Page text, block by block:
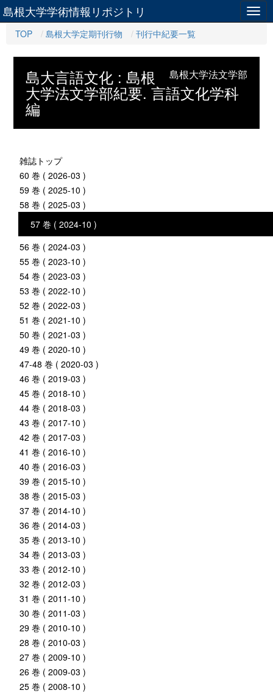
島根大学学術情報リポジトリ
TOP 島根大学定期刊行物 刊行中紀要一覧
島根大学法文学部
島大言語文化 : 島根
大学法文学部紀要. 言語文化学科
編
雑誌トップ
60 巻 ( 2026-03 )
59 巻 ( 2025-10 )
58 巻 ( 2025-03 )
57 巻 ( 2024-10 )
56 巻 ( 2024-03 )
55 巻 ( 2023-10 )
54 巻 ( 2023-03 )
53 巻 ( 2022-10 )
52 巻 ( 2022-03 )
51 巻 ( 2021-10 )
50 巻 ( 2021-03 )
49 巻 ( 2020-10 )
47-48 巻 ( 2020-03 )
46 巻 ( 2019-03 )
45 巻 ( 2018-10 )
44 巻 ( 2018-03 )
43 巻 ( 2017-10 )
42 巻 ( 2017-03 )
41 巻 ( 2016-10 )
40 巻 ( 2016-03 )
39 巻 ( 2015-10 )
38 巻 ( 2015-03 )
37 巻 ( 2014-10 )
36 巻 ( 2014-03 )
35 巻 ( 2013-10 )
34 巻 ( 2013-03 )
33 巻 ( 2012-10 )
32 巻 ( 2012-03 )
31 巻 ( 2011-10 )
30 巻 ( 2011-03 )
29 巻 ( 2010-10 )
28 巻 ( 2010-03 )
27 巻 ( 2009-10 )
26 巻 ( 2009-03 )
25 巻 ( 2008-10 )